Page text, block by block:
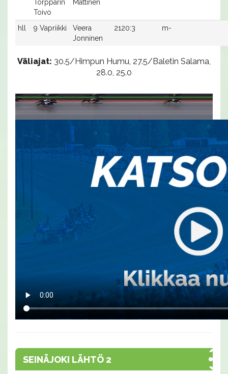
Torpparin
Toivo
Mattinen
hll 9 Vapriikki
Veera
Jonninen
2120:3 m-
Väliajat: 30.5/Himpun Humu, 27.5/Baletin Salama,
28.0, 25.0
SEINÄJOKI LÄHTÖ 2